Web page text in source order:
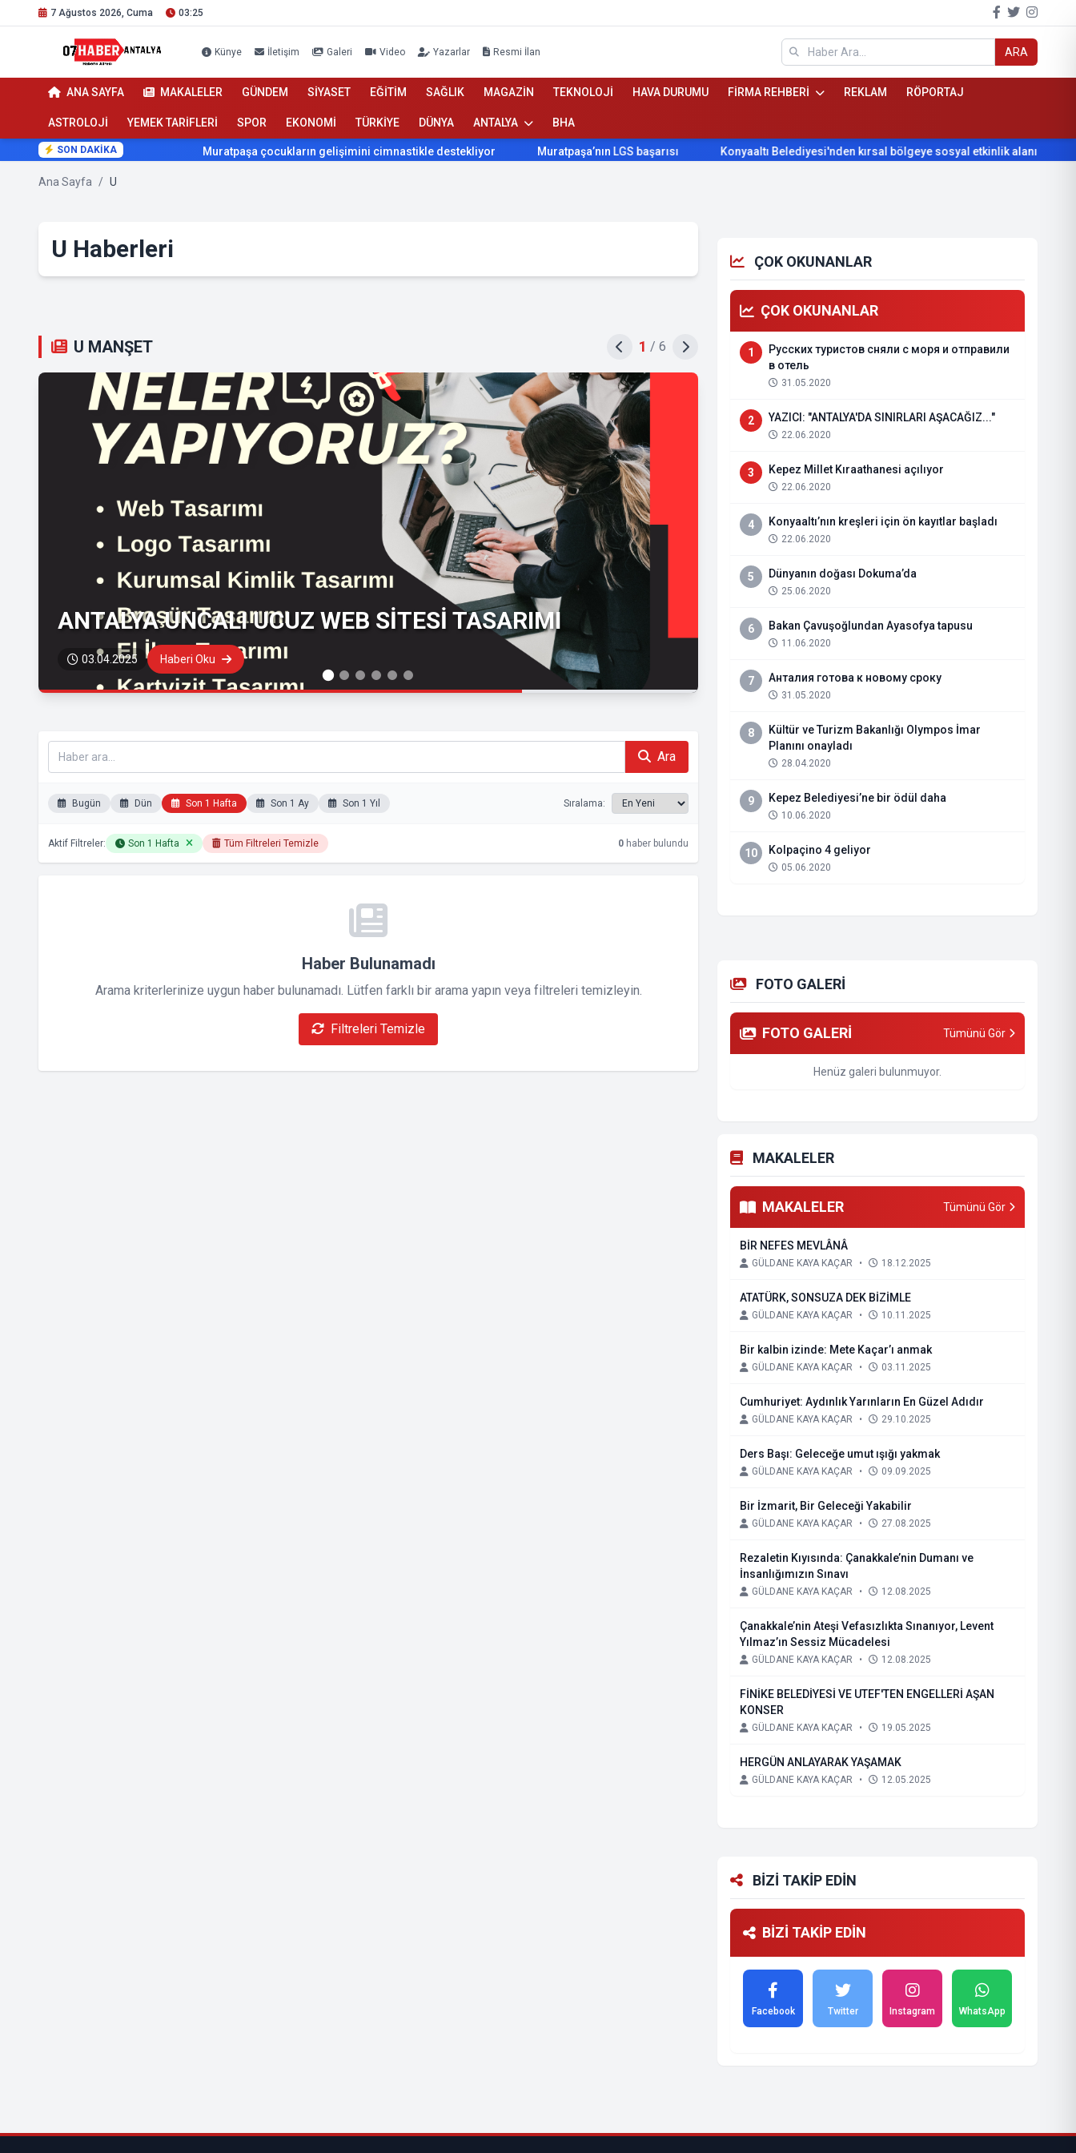
7 Ağustos 2026, Cuma 03:25
Künye İletişim Galeri Video Yazarlar Resmi İlan ARA
ANA SAYFA MAKALELER GÜNDEM SİYASET EĞİTİM SAĞLIK MAGAZİN TEKNOLOJİ HAVA DURUMU FİRMA REHBERİ REKLAM RÖPORTAJ
ASTROLOJİ YEMEK TARİFLERİ SPOR EKONOMİ TÜRKİYE DÜNYA ANTALYA BHA
SON DAKİKA Muratpaşa çocukların gelişimini cimnastikle destekliyor Muratpaşa’nın LGS başarısı Konyaaltı Belediyesi'nden kırsal bölgeye sosyal etkinlik alanı projesi
Ana Sayfa / U
U Haberleri
U MANŞET 1 / 6
ANTALYA UNCALI UCUZ WEB SİTESİ TASARIMI
03.04.2025 Haberi Oku
UCUZ YILDIRIM DÜĞÜN
Ara
Bugün Dün Son 1 Hafta Son 1 Ay Son 1 Yıl Sıralama:
Aktif Filtreler: Son 1 Hafta Tüm Filtreleri Temizle 0 haber bulundu
Haber Bulunamadı
Arama kriterlerinize uygun haber bulunamadı. Lütfen farklı bir arama yapın veya filtreleri temizleyin.
Filtreleri Temizle
ÇOK OKUNANLAR
ÇOK OKUNANLAR
1
Русских туристов сняли с моря и отправили
в отель
31.05.2020
2 YAZICI: "ANTALYA'DA SINIRLARI AŞACAĞIZ..."
22.06.2020
3 Kepez Millet Kıraathanesi açılıyor
22.06.2020
4 Konyaaltı’nın kreşleri için ön kayıtlar başladı
22.06.2020
5 Dünyanın doğası Dokuma’da
25.06.2020
6 Bakan Çavuşoğlundan Ayasofya tapusu
11.06.2020
7 Анталия готова к новому сроку
31.05.2020
8
Kültür ve Turizm Bakanlığı Olympos İmar
Planını onayladı
28.04.2020
9 Kepez Belediyesi’ne bir ödül daha
10.06.2020
10 Kolpaçino 4 geliyor
05.06.2020
FOTO GALERİ
FOTO GALERİ Tümünü Gör
Henüz galeri bulunmuyor.
MAKALELER
MAKALELER Tümünü Gör
BİR NEFES MEVLÂNÂ
GÜLDANE KAYA KAÇAR • 18.12.2025
ATATÜRK, SONSUZA DEK BİZİMLE
GÜLDANE KAYA KAÇAR • 10.11.2025
Bir kalbin izinde: Mete Kaçar’ı anmak
GÜLDANE KAYA KAÇAR • 03.11.2025
Cumhuriyet: Aydınlık Yarınların En Güzel Adıdır
GÜLDANE KAYA KAÇAR • 29.10.2025
Ders Başı: Geleceğe umut ışığı yakmak
GÜLDANE KAYA KAÇAR • 09.09.2025
Bir İzmarit, Bir Geleceği Yakabilir
GÜLDANE KAYA KAÇAR • 27.08.2025
Rezaletin Kıyısında: Çanakkale’nin Dumanı ve
İnsanlığımızın Sınavı
GÜLDANE KAYA KAÇAR • 12.08.2025
Çanakkale’nin Ateşi Vefasızlıkta Sınanıyor, Levent
Yılmaz’ın Sessiz Mücadelesi
GÜLDANE KAYA KAÇAR • 12.08.2025
FİNİKE BELEDİYESİ VE UTEF'TEN ENGELLERİ AŞAN
KONSER
GÜLDANE KAYA KAÇAR • 19.05.2025
HERGÜN ANLAYARAK YAŞAMAK
GÜLDANE KAYA KAÇAR • 12.05.2025
BİZİ TAKİP EDİN
BİZİ TAKİP EDİN
Facebook Twitter Instagram WhatsApp